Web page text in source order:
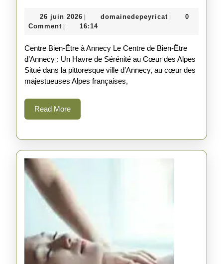
Centre
Être
à
26 juin 2026 26
juin
| domainedepeyricat |
0
Comment | 16:14
Centre Bien-Être à Annecy Le Centre de Bien-Être
d’Annecy : Un Havre de Sérénité au Cœur des Alpes
Situé dans la pittoresque ville d’Annecy, au cœur des
majestueuses Alpes françaises,
Read MoreRead
More